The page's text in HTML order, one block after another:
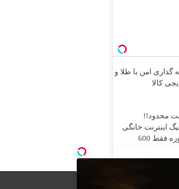
گذاری امن با طلا و
کالا
محدود!!
اینترنت خانگی
180 روزه فقط 600